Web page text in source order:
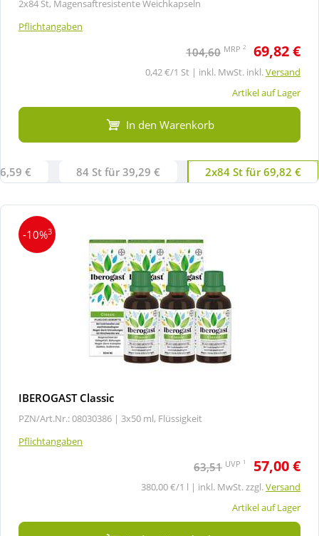
2x84 St, Magensaftresistente Weichkapseln
Pflichtangaben
104,60 MRP 2 69,82 €
0,42 €/1 St | inkl. MwSt. inkl.Versand
Artikel auf Lager
In den Warenkorb
€ 84 St für 39,29 € 2x84 St für 69,82 €
-10%3
IBEROGAST Classic
PZN/Art.Nr.: 08030386 | 3x50 ml, Flüssigkeit
Pflichtangaben
63,51 UVP 1 57,00 €
380,00 €/1 l | inkl. MwSt. zzgl.Versand
Artikel auf Lager